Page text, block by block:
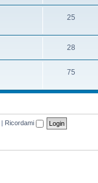
25
28
75
| Ricordami